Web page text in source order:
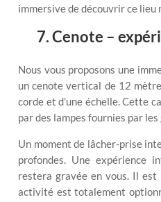
immersive de découvrir ce lieu
7. Cenote –
Nous vous proposons une
un cenote vertical de 12
corde et d’une échelle. Cette
par des lampes fournies par
Un moment de lâcher-prise
profondes. Une expérience
restera gravée en vous. Il
activité est totalement